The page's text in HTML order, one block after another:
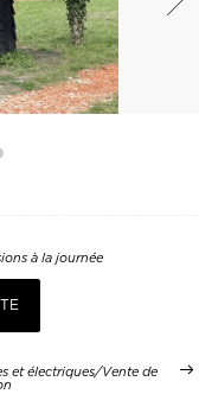
à la journée
et électriques/Vente de